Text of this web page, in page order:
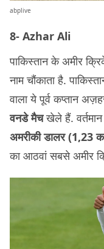
abplive
8- Azhar Ali
पाकिस्तान के अमीर
नाम चौंकाता है.
वाला ये पूर्व कप्तान
वनडे मैचखेले हैं.
अमरीकी डालर (1,23
का आठवां सबसे अमीर